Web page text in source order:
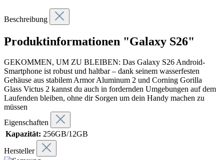
Beschreibung
Produktinformationen "Galaxy S26"
GEKOMMEN, UM ZU BLEIBEN: Das Galaxy S26 Android-
Smartphone ist robust und haltbar – dank seinem wasserfesten
Gehäuse aus stabilem Armor Aluminum 2 und Corning Gorilla
Glass Victus 2 kannst du auch in fordernden Umgebungen auf dem
Laufenden bleiben, ohne dir Sorgen um dein Handy machen zu
müssen
Eigenschaften
Kapazität: 256GB/12GB
Hersteller